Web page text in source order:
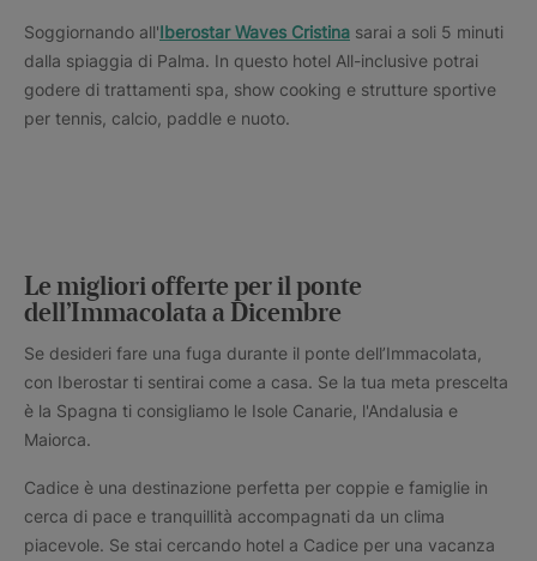
Soggiornando all'Iberostar Waves Cristina sarai a soli 5 minuti
dalla spiaggia di Palma. In questo hotel All-inclusive potrai
godere di trattamenti spa, show cooking e strutture sportive
per tennis, calcio, paddle e nuoto.
Le migliori offerte per il ponte
dell’Immacolata a Dicembre
Se desideri fare una fuga durante il ponte dell’Immacolata,
con Iberostar ti sentirai come a casa. Se la tua meta prescelta
è la Spagna ti consigliamo le Isole Canarie, l'Andalusia e
Maiorca.
Cadice è una destinazione perfetta per coppie e famiglie in
cerca di pace e tranquillità accompagnati da un clima
piacevole. Se stai cercando hotel a Cadice per una vacanza